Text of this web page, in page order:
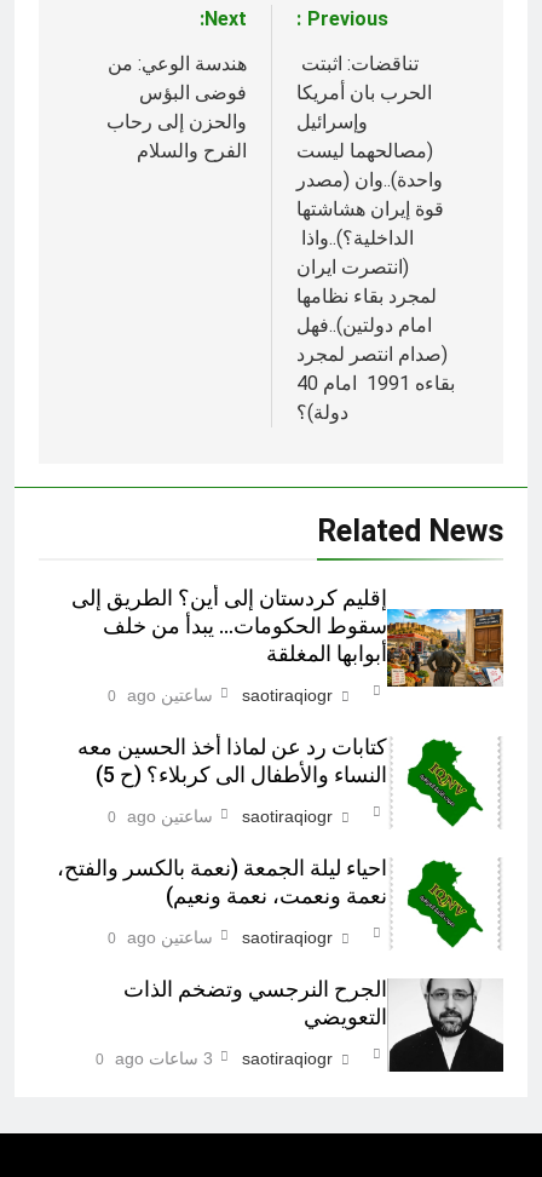
المقالات
Previous:
تناقضات: اثبتت
الحرب بان أمريكا
وإسرائيل
(مصالحهما ليست
واحدة)..وان (مصدر
قوة إيران هشاشتها
الداخلية؟)..واذا
(انتصرت ايران
لمجرد بقاء نظامها
امام دولتين)..فهل
(صدام انتصر لمجرد
بقاءه 1991 امام 40
دولة)؟
Next:
هندسة الوعي: من
فوضى البؤس
والحزن إلى رحاب
الفرح والسلام
Related News
إقليم كردستان إلى أين؟ الطريق إلى
سقوط الحكومات… يبدأ من خلف
أبوابها المغلقة
saotiraqiogr ساعتين ago 0
كتابات رد عن لماذا أخذ الحسين معه
النساء والأطفال الى كربلاء؟ (ح 5)
saotiraqiogr ساعتين ago 0
احياء ليلة الجمعة (نعمة بالكسر والفتح،
نعمة ونعمت، نعمة ونعيم)
saotiraqiogr ساعتين ago 0
الجرح النرجسي وتضخم الذات
التعويضي
saotiraqiogr 3 ساعات ago 0